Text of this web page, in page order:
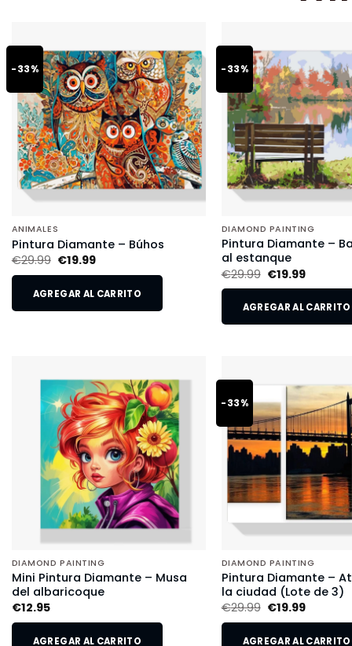
-33%
ANIMALES
Pintura Diamante – Búhos
€29.99 €19.99
AGREGAR AL CARRITO
-33%
DIAMOND PAINTING
Pintura Diamante –
al estanque
€29.99 €19.99
AGREGAR AL CARRITO
DIAMOND PAINTING
Mini Pintura Diamante – Musa
del albaricoque
€12.95
AGREGAR AL CARRITO
-33%
DIAMOND PAINTING
Pintura Diamante –
la ciudad (Lote de 3)
€29.99 €19.99
AGREGAR AL CARRITO